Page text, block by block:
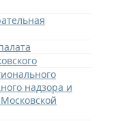
надзора и